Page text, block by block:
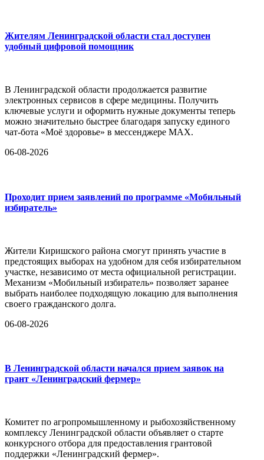
Жителям Ленинградской области стал доступен
удобный цифровой помощник
В Ленинградской области продолжается развитие
электронных сервисов в сфере медицины. Получить
ключевые услуги и оформить нужные документы теперь
можно значительно быстрее благодаря запуску единого
чат-бота «Моё здоровье» в мессенджере MAX.
06-08-2026
Проходит прием заявлений по программе «Мобильный
избиратель»
Жители Киришского района смогут принять участие в
предстоящих выборах на удобном для себя избирательном
участке, независимо от места официальной регистрации.
Механизм «Мобильный избиратель» позволяет заранее
выбрать наиболее подходящую локацию для выполнения
своего гражданского долга.
06-08-2026
В Ленинградской области начался прием заявок на
грант «Ленинградский фермер»
Комитет по агропромышленному и рыбохозяйственному
комплексу Ленинградской области объявляет о старте
конкурсного отбора для предоставления грантовой
поддержки «Ленинградский фермер».